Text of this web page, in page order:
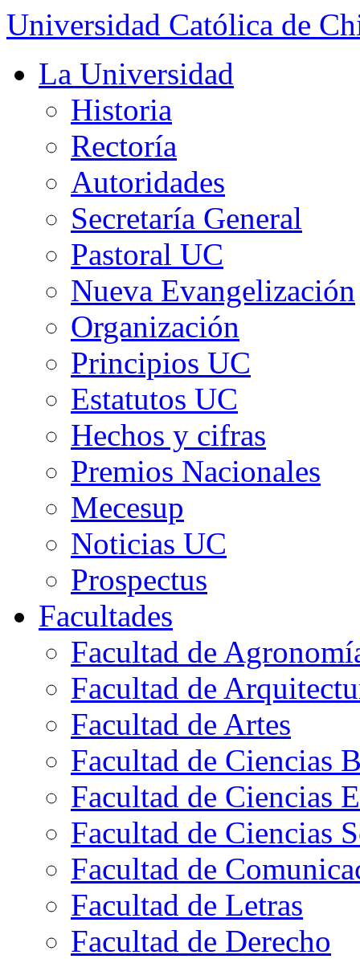
Universidad Católica de
La Universidad
Historia
Rectoría
Autoridades
Secretaría General
Pastoral UC
Nueva Evangelización
Organización
Principios UC
Estatutos UC
Hechos y cifras
Premios Nacionales
Mecesup
Noticias UC
Prospectus
Facultades
Facultad de
Facultad de
Facultad de Artes
Facultad de Ciencias
Facultad de Ciencias
Facultad de Ciencias
Facultad de
Facultad de Letras
Facultad de Derecho